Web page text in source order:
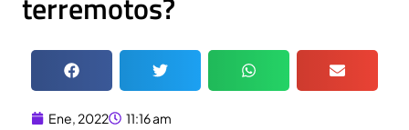
Ene, 2022 11:16 am